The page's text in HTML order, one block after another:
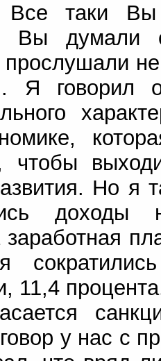
Все таки Вы
Вы думали
прослушали
Я говорил
чтобы
Но я
доходы
заработная
11,4
у нас с